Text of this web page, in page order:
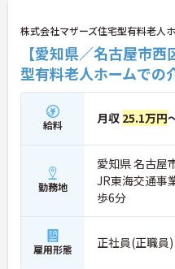
内に研修を受講できるなど教
ため、介護職からケアマネジ
なステップアップが期待でき
用70歳までの継続雇用制度も
やネイルが原則自由といったご
できる環境のもとで末永くご
★おすすめPOINT★
【特別報酬制度で、収入アッ
収入として還元されます。
・業務への取り組みやチーム
価される仕組みにより、高い
して働ける環境です。
【毎朝のミーティングで情報共
垣根を超えて協力し合える体制
株式会社マザーズ住宅型有料老人
【愛知県／名古屋市
型有料老人ホームでの
給料 月収 25.1万円
勤務地
愛知県 名古屋
JR東海交通事
歩6分
雇用形態 正社員(正職員)